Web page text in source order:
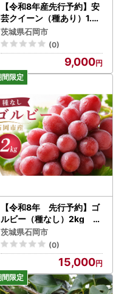
【令和8年産先行予約】安
芸クイーン（種あり）1.5k
g 石田ぶどう園 3房 ～ 6房
国産 ぶどう ブドウ 果物 く
だもの 葡萄 フルーツ 1.5キ
ロ 8月 9月 10月 発送 秋 旬
品種 茨城県産 産地直送 産
直 農家直送 冷蔵 茨城県 石
岡市 (A02-032)
茨城県石岡市
(0)
9,000
【令和8年 先行予約】ゴ
ルビー（種なし）2kg 石
田ぶどう園 国産 ぶどう ブ
ドウ 果物 くだもの 葡萄 フ
ルーツ 2キロ 8月 9月 秋 旬
品種 茨城県産 産地直送 産
直 農家直送 冷蔵 茨城県 石
岡市 (A02-031)
茨城県石岡市
(0)
15,000